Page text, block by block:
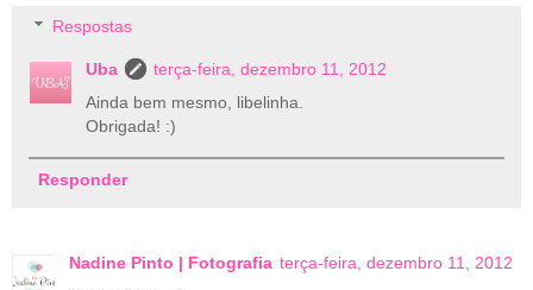
Respostas
Uba
terça-feira, dezembro 11, 2012
Ainda bem mesmo, libelinha.
Obrigada! :)
Responder
Nadine Pinto | Fotografia terça-feira, dezembro 11, 2012